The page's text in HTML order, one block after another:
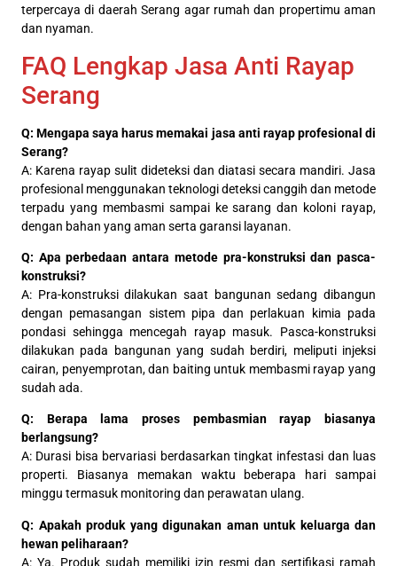
terpercaya di daerah Serang agar rumah dan propertimu aman
dan nyaman.
FAQ Lengkap Jasa Anti Rayap
Serang
Q: Mengapa saya harus memakai jasa anti rayap profesional di
Serang?
A: Karena rayap sulit dideteksi dan diatasi secara mandiri. Jasa
profesional menggunakan teknologi deteksi canggih dan metode
terpadu yang membasmi sampai ke sarang dan koloni rayap,
dengan bahan yang aman serta garansi layanan.
Q: Apa perbedaan antara metode pra-konstruksi dan pasca-
konstruksi?
A: Pra-konstruksi dilakukan saat bangunan sedang dibangun
dengan pemasangan sistem pipa dan perlakuan kimia pada
pondasi sehingga mencegah rayap masuk. Pasca-konstruksi
dilakukan pada bangunan yang sudah berdiri, meliputi injeksi
cairan, penyemprotan, dan baiting untuk membasmi rayap yang
sudah ada.
Q: Berapa lama proses pembasmian rayap biasanya
berlangsung?
A: Durasi bisa bervariasi berdasarkan tingkat infestasi dan luas
properti. Biasanya memakan waktu beberapa hari sampai
minggu termasuk monitoring dan perawatan ulang.
Q: Apakah produk yang digunakan aman untuk keluarga dan
hewan peliharaan?
A: Ya. Produk sudah memiliki izin resmi dan sertifikasi ramah